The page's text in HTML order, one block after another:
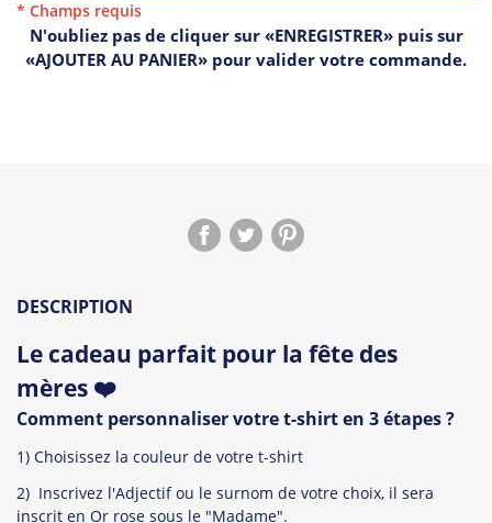
* Champs requis
N'oubliez pas de cliquer sur «ENREGISTRER» puis sur
«AJOUTER AU PANIER» pour valider votre commande.
DESCRIPTION
Le cadeau parfait pour la fête des
mères ❤️
Comment personnaliser votre t-shirt en 3 étapes ?
1) Choisissez la couleur de votre t-shirt
2) Inscrivez l'Adjectif ou le surnom de votre choix, il sera
inscrit en Or rose sous le "Madame".